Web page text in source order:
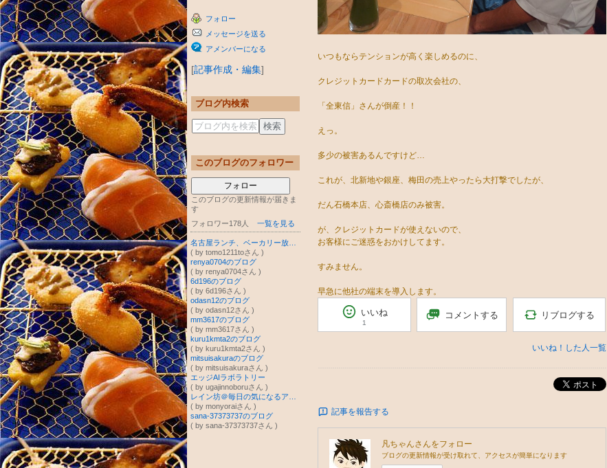
フォロー
メッセージを送る
アメンバーになる
[記事作成・編集]
ブログ内検索
このブログのフォロワー
フォロー
このブログの更新情報が届きま
す
フォロワー178人
一覧を見る
( by tomo1211toさん )
renya0704のブログ
( by renya0704さん )
6d196のブログ
( by 6d196さん )
odasn12のブログ
( by odasn12さん )
mm3617のブログ
( by mm3617さん )
kuru1kmta2のブログ
( by kuru1kmta2さん )
mitsuisakuraのブログ
( by mitsuisakuraさん )
エッジAIラボラトリー
( by ugajinnoboruさん )
( by monyoraiさん )
sana-37373737のブログ
( by sana-37373737さん )
いつもならテンションが高く楽しめるのに、
クレジットカードカードの取次会社の、
「全東信」さんが倒産！！
えっ。
多少の被害あるんですけど…
これが、北新地や銀座、梅田の売上やったら大打撃でしたが、
だん石橋本店、心斎橋店のみ被害。
が、クレジットカードが使えないので、
お客様にご迷惑をおかけしてます。
すみません。
早急に他社の端末を導入します。
いいね
1
コメントする リブログする
いいね！した人一覧
ポスト
記事を報告する
凡ちゃんさんをフォロー
ブログの更新情報が受け取れて、アクセスが簡単になります